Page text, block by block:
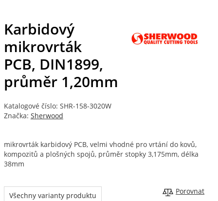
Karbidový
mikrovrták
PCB, DIN1899,
průměr 1,20mm
Katalogové číslo: SHR-158-3020W
Značka: Sherwood
mikrovrták karbidový PCB, velmi vhodné pro vrtání do kovů,
kompozitů a plošných spojů, průměr stopky 3,175mm, délka
38mm
Porovnat
Všechny varianty produktu